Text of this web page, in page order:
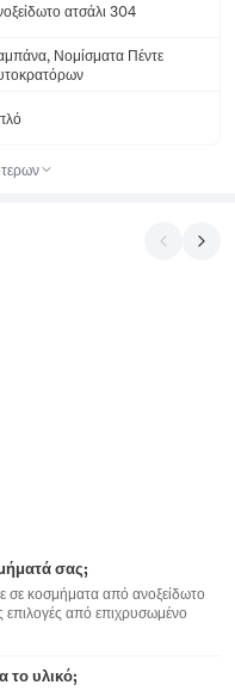
ατσάλι 304
Νομίσματα Πέντε
σας;
σε κοσμήματα από ανοξείδωτο
επιλογές από επιχρυσωμένο
το υλικό;